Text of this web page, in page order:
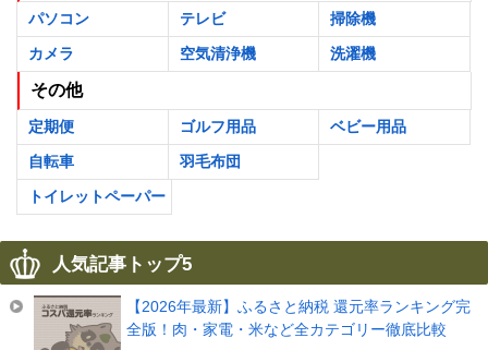
パソコン テレビ
掃除機
カメラ
空気清浄機 洗濯機
その他
定期便 ゴルフ用品
ベビー用品
自転車
羽毛布団
トイレットペーパー
人気記事トップ5
【2026年最新】ふるさと納税 還元率ランキング完
全版！肉・家電・米など全カテゴリー徹底比較